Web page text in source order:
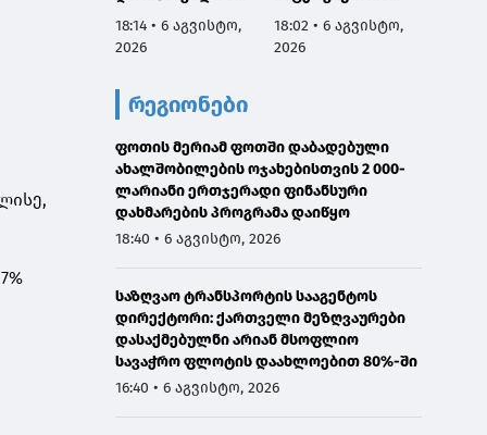
აგვისტოს
ნამდვილად
რამდენიმე კვირით
ადრე დაგეგმილ
გამოკვლევაზე
18:14 • 6 აგვისტო,
2026
სამარცხვინო
სადაც აფხაზებს
18:02 • 6 აგვისტო,
2026
რეგიონები
ფოთის მერიამ ფოთში დაბადებული
ახალშობილების ოჯახებისთვის 2 000-
ლარიანი ერთჯერადი ფინანსური
დახმარების პროგრამა დაიწყო
18:40 • 6 აგვისტო, 2026
საზღვაო ტრანსპორტის სააგენტოს
დირექტორი: ქართველი მეზღვაურები
დასაქმებულნი არიან მსოფლიო
სავაჭრო ფლოტის დაახლოებით 80%-ში
16:40 • 6 აგვისტო, 2026